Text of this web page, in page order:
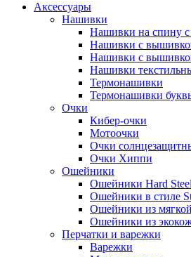
Аксессуары
Нашивки
Нашивки на спину
Нашивки с
Нашивки с
Нашивки
Термонашивки
Термонашивки
Очки
Кибер-очки
Мотоочки
Очки
Очки Хиппи
Ошейники
Ошейники Hard Steel
Ошейники в стиле
Ошейники из
Ошейники из
Перчатки и варежки
Варежки